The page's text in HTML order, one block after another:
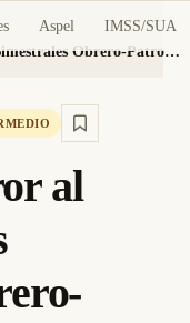
Aspel IMSS/SUA
SUA IMSS: Error al Calcular Cuotas Bimestrales Obrero-Patronales
al